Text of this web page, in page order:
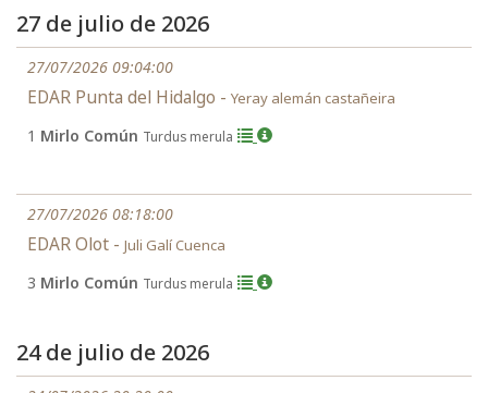
27 de julio de 2026
27/07/2026 09:04:00
EDAR Punta del Hidalgo - Yeray alemán castañeira
1 Mirlo Común Turdus merula
27/07/2026 08:18:00
EDAR Olot - Juli Galí Cuenca
3 Mirlo Común Turdus merula
24 de julio de 2026